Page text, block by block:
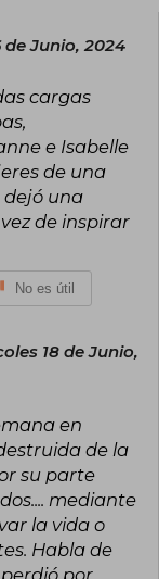
en torno a
que enfrentan
Depresión.
luciérnagas se ha
de Netflix.
de Junio, 2024
cargas
e Isabelle
de una
dejó una
de inspirar
No es útil
18 de Junio,
en
de la
su parte
mediante
la vida o
Habla de
por